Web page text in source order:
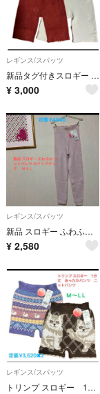
レギンス/スパッツ
新品タグ付きスロギー ホイップタッチ 3分丈ニットパンツ ２点セット
¥ 3,000
レギンス/スパッツ
新品 スロギー ふわふわ ニットパンツ ホイップタッチ M-L L
¥ 2,580
レギンス/スパッツ
トリンプ スロギー 1分丈 あったかパンツ ニットパンツ オーバーパンツ2点